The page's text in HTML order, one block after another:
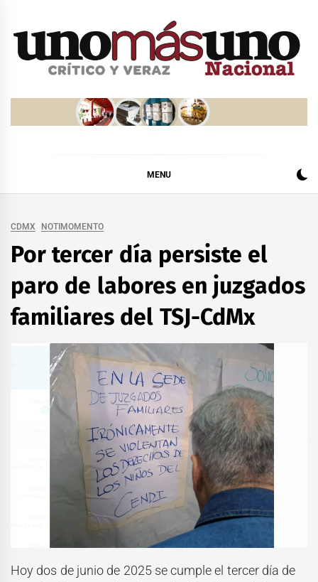
MENU
CDMX NOTIMOMENTO
Por tercer día persiste el
paro de labores en juzgados
familiares del TSJ-CdMx
Hoy dos de junio de 2025 se cumple el tercer día de